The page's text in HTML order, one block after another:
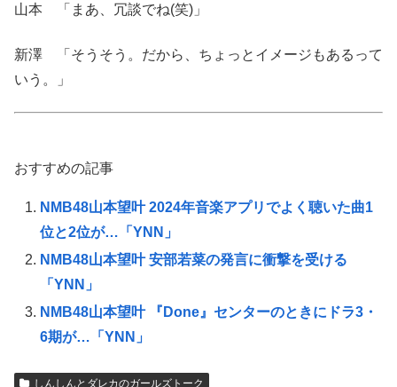
山本 「まあ、冗談でね(笑)」
新澤 「そうそう。だから、ちょっとイメージもあるって
いう。」
おすすめの記事
NMB48山本望叶 2024年音楽アプリでよく聴いた曲1
位と2位が…「YNN」
NMB48山本望叶 安部若菜の発言に衝撃を受ける
「YNN」
NMB48山本望叶 『Done』センターのときにドラ3・
6期が…「YNN」
しんしんとダレカのガールズトーク